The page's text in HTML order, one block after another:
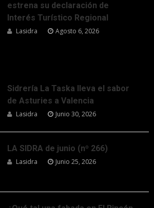
estrena su declaración de
Interés Turístico Regional
Lasidra Agosto 6, 2026
Sidrería La Taska lleva el sabor
de Asturies a Valencia
Lasidra Junio 30, 2026
LA SIDRA de junio (nº 266)
Lasidra Junio 25, 2026